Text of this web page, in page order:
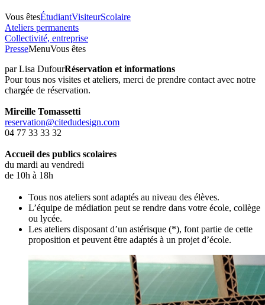
Vous êtesÉtudiantVisiteurScolaire
Ateliers permanents
Collectivité, entreprise
PresseMenuVous êtes
par Lisa DufourRéservation et informations
Pour tous nos visites et ateliers, merci de prendre contact avec notre
chargée de réservation.
Mireille Tomassetti
reservation@citedudesign.com
04 77 33 33 32
Accueil des publics scolaires
du mardi au vendredi
de 10h à 18h
Tous nos ateliers sont adaptés au niveau des élèves.
L’équipe de médiation peut se rendre dans votre école, collège
ou lycée.
Les ateliers disposant d’un astérisque (*), font partie de cette
proposition et peuvent être adaptés à un projet d’école.